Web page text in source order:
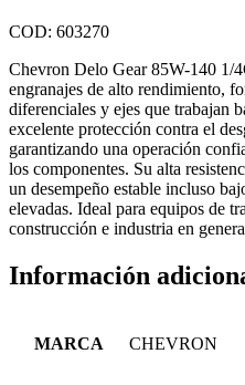
COD: 603270
Chevron Delo Gear 85W-140 1/
engranajes de alto rendimiento,
diferenciales y ejes que trabajan
excelente protección contra el
garantizando una operación
los componentes. Su alta
un desempeño estable incluso
elevadas. Ideal para equipos de
construcción e industria en
Información
MARCA CHEVRON